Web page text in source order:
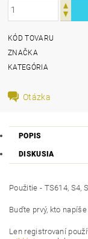
KÓD TOVARU
ZNAČKA
KATEGÓRIA
Otázka
POPIS
DISKUSIA
Použitie - TS614, S4,
Buďte prvý, kto
Len registrovaní